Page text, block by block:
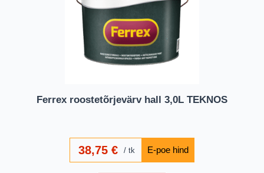
Ferrex roostetõrjevärv hall 3,0L TEKNOS
38,75 € tk